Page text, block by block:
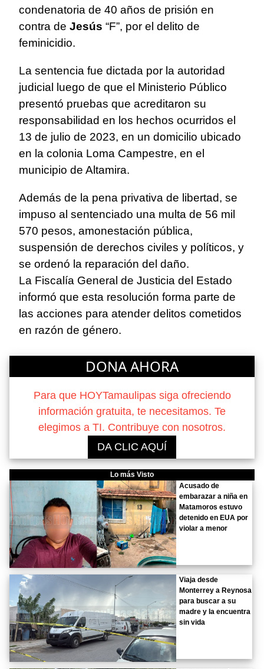
condenatoria de 40 años de prisión en
contra de Jesús “F”, por el delito de
feminicidio.
La sentencia fue dictada por la autoridad
judicial luego de que el Ministerio Público
presentó pruebas que acreditaron su
responsabilidad en los hechos ocurridos el
13 de julio de 2023, en un domicilio ubicado
en la colonia Loma Campestre, en el
municipio de Altamira.
Además de la pena privativa de libertad, se
impuso al sentenciado una multa de 56 mil
570 pesos, amonestación pública,
suspensión de derechos civiles y políticos, y
se ordenó la reparación del daño.
La Fiscalía General de Justicia del Estado
informó que esta resolución forma parte de
las acciones para atender delitos cometidos
en razón de género.
DONA AHORA
Para que HOYTamaulipas siga ofreciendo
información gratuita, te necesitamos. Te
elegimos a TI. Contribuye con nosotros.
DA CLIC AQUÍ
Lo más Visto
Acusado de
embarazar a niña en
Matamoros estuvo
detenido en EUA por
violar a menor
Viaja desde
Monterrey a Reynosa
para buscar a su
madre y la encuentra
sin vida